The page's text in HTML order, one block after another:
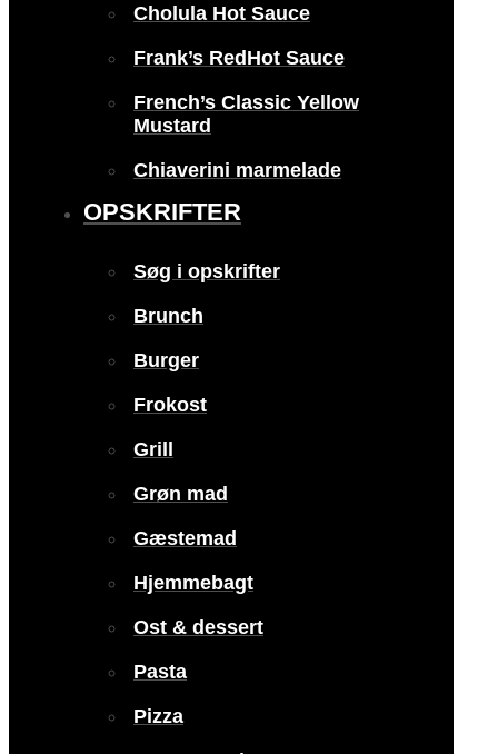
Cholula Hot Sauce
Frank’s RedHot Sauce
French’s Classic Yellow
Mustard
Chiaverini marmelade
OPSKRIFTER
Søg i opskrifter
Brunch
Burger
Frokost
Grill
Grøn mad
Gæstemad
Hjemmebagt
Ost & dessert
Pasta
Pizza